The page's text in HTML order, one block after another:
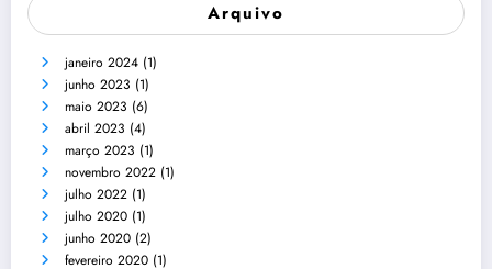
Arquivo
janeiro 2024 (1)
junho 2023 (1)
maio 2023 (6)
abril 2023 (4)
março 2023 (1)
novembro 2022 (1)
julho 2022 (1)
julho 2020 (1)
junho 2020 (2)
fevereiro 2020 (1)